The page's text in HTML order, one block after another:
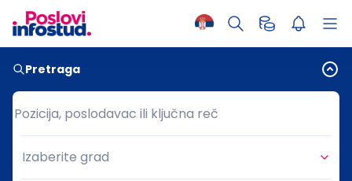
Pretraga
Pozicija, poslodavac ili ključna reč
Pozicija, poslodavac ili ključna reč
Grad
Izaberite grad